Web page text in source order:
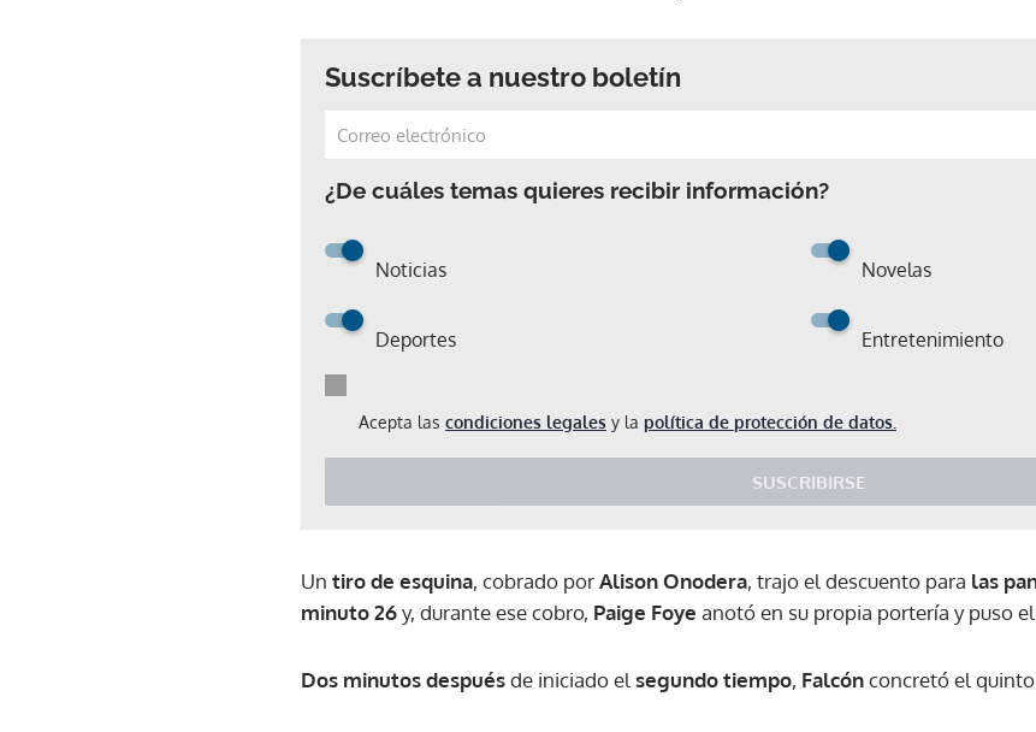
Suscríbete a nuestro boletín
¿De cuáles temas quieres recibir información?
Noticias Novelas
Deportes Entretenimiento
Acepta las condiciones legales y la política de protección de datos.
SUSCRIBIRSE
Gracias por suscribirte a nuestro boletín.
Un tiro de esquina, cobrado porAlison Onodera, trajo el descuento para las
minuto 26y, durante ese cobro, Paige Foye anotó en su propia portería y puso el
Dos minutos despuésde iniciado el segundo tiempo, Falcónconcretó el